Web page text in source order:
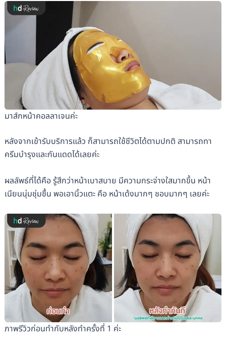
มาส์กหน้าคอลลาเจนค่ะ
หลังจากเข้ารับบริการแล้ว ก็สามารถใช้ชีวิตได้ตามปกติ สามารถทา
ครีมบำรุงและกันแดดได้เลยค่ะ
ผลลัพธ์ที่ได้คือ รู้สึกว่าหน้าเบาสบาย มีความกระจ่างใสมากขึ้น หน้า
เนียนนุ่มชุ่มชื้น พอเอานิ้วแตะ คือ หน้าเด้งมากๆ ชอบมากๆ เลยค่ะ
ภาพรีวิวก่อนทำกับหลังทำครั้งที่ 1 ค่ะ